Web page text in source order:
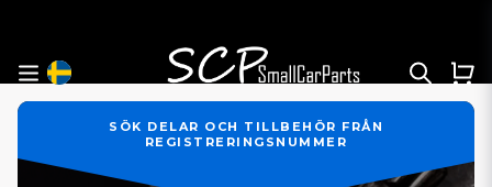
SÖK DELAR OCH TILLBEHÖR FRÅN
REGISTRERINGSNUMMER